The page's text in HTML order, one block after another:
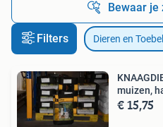
Bewaar je
Filters Dieren en
muizen,
€ 15,75